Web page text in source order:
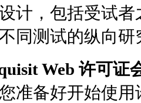
计，包括受试
同测试的纵向研
Web 许可证
准备好开始使